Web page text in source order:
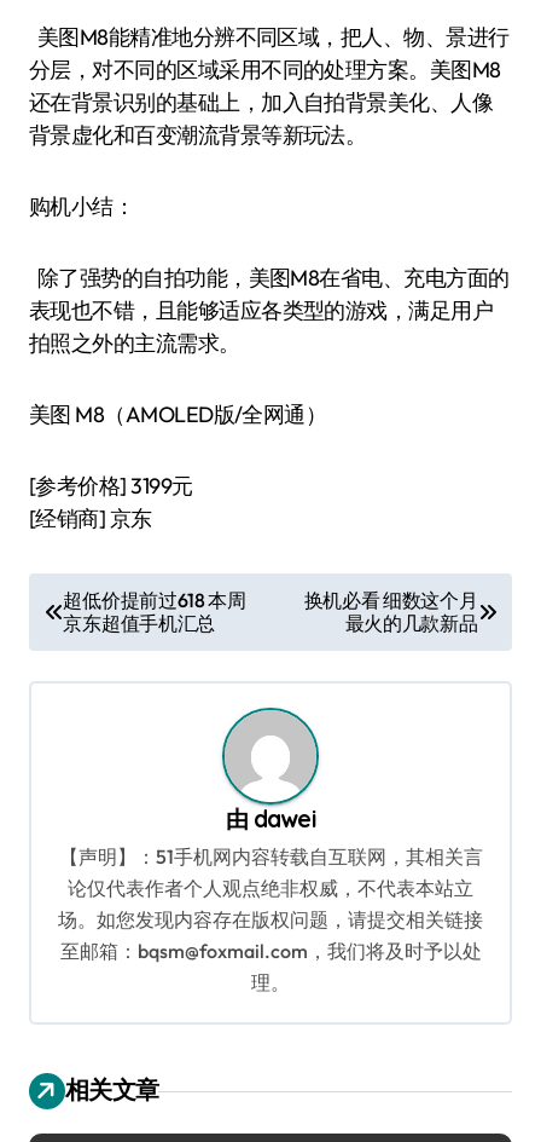
美图M8能精准地分辨不同区域，把人、物、景进行
分层，对不同的区域采用不同的处理方案。美图M8
还在背景识别的基础上，加入自拍背景美化、人像
背景虚化和百变潮流背景等新玩法。
购机小结：
除了强势的自拍功能，美图M8在省电、充电方面的
表现也不错，且能够适应各类型的游戏，满足用户
拍照之外的主流需求。
美图 M8（AMOLED版/全网通）
[参考价格] 3199元
[经销商] 京东
章
导
超低价提前过618 本周
京东超值手机汇总
换机必看 细数这个月
最火的几款新品
由 dawei
【声明】：51手机网内容转载自互联网，其相关言
论仅代表作者个人观点绝非权威，不代表本站立
场。如您发现内容存在版权问题，请提交相关链接
至邮箱：bqsm@foxmail.com，我们将及时予以处
理。
相关文章